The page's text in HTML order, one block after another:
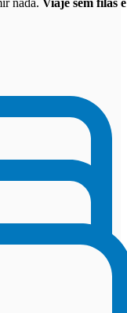
nada. Viaje sem filas e